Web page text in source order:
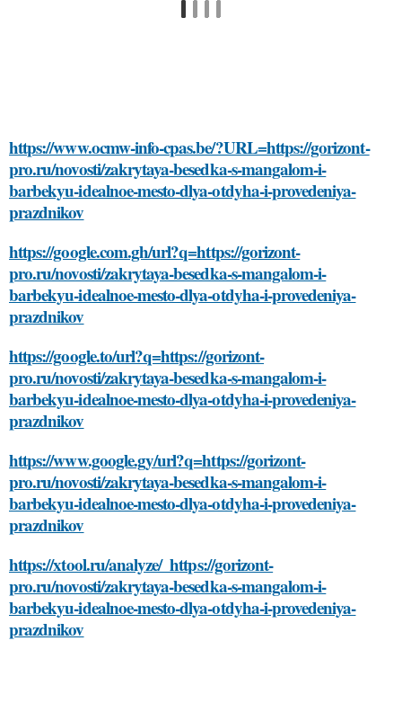
https://www.ocmw-info-cpas.be/?URL=https://gorizont-
pro.ru/novosti/zakrytaya-besedka-s-mangalom-i-
barbekyu-idealnoe-mesto-dlya-otdyha-i-provedeniya-
prazdnikov
https://google.com.gh/url?q=https://gorizont-
pro.ru/novosti/zakrytaya-besedka-s-mangalom-i-
barbekyu-idealnoe-mesto-dlya-otdyha-i-provedeniya-
prazdnikov
https://google.to/url?q=https://gorizont-
pro.ru/novosti/zakrytaya-besedka-s-mangalom-i-
barbekyu-idealnoe-mesto-dlya-otdyha-i-provedeniya-
prazdnikov
https://www.google.gy/url?q=https://gorizont-
pro.ru/novosti/zakrytaya-besedka-s-mangalom-i-
barbekyu-idealnoe-mesto-dlya-otdyha-i-provedeniya-
prazdnikov
https://xtool.ru/analyze/_https://gorizont-
pro.ru/novosti/zakrytaya-besedka-s-mangalom-i-
barbekyu-idealnoe-mesto-dlya-otdyha-i-provedeniya-
prazdnikov